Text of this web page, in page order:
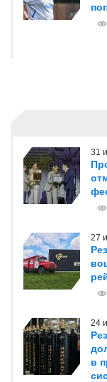
31
27
24
в